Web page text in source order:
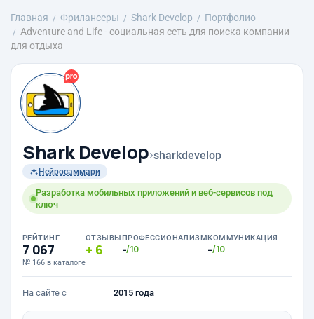
Главная Фрилансеры Shark Develop
Портфолио
Adventure and Life - социальная сеть для поиска компании
для отдыха
Shark Develop›sharkdevelop
Нейросаммари
Разработка мобильных приложений и веб-сервисов под
ключ
РЕЙТИНГ
7 067
№ 166 в каталоге
ОТЗЫВЫ
6
ПРОФЕССИОНАЛИЗМ
-/10
КОММУНИКАЦИЯ
-/10
На сайте с 2015 года